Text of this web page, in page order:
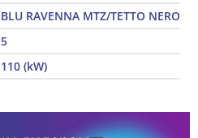
BLU RAVENNA MTZ/TETTO NERO
5
110 (kW)